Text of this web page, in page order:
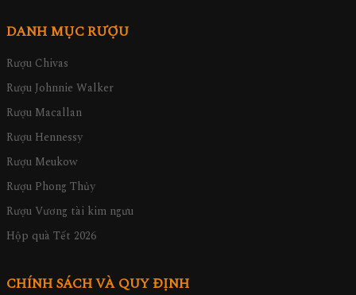
DANH MỤC RƯỢU
Rượu Chivas
Rượu Johnnie Walker
Rượu Macallan
Rượu Hennessy
Rượu Meukow
Rượu Phong Thủy
Rượu Vương tài kim ngưu
Hộp quà Tết 2026
CHÍNH SÁCH VÀ QUY ĐỊNH